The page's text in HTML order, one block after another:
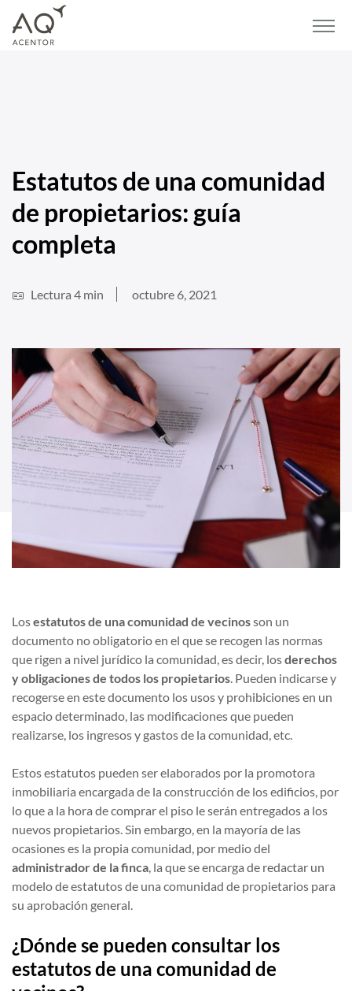
Estatutos de una comunidad
de propietarios: guía
completa
Lectura 4 min octubre 6, 2021
Losestatutos de una comunidad de vecinosson un
documento no obligatorio en el que se recogen las normas
que rigen a nivel jurídico la comunidad, es decir, losderechos
y obligaciones de todos los propietarios . Pueden indicarse y
recogerse en este documento los usos y prohibiciones en un
espacio determinado, las modificaciones que pueden
realizarse, los ingresos y gastos de la comunidad, etc.
Estos estatutos pueden ser elaborados por la promotora
inmobiliaria encargada de la construcción de los edificios, por
lo que a la hora de comprar el piso le serán entregados a los
nuevos propietarios. Sin embargo, en la mayoría de las
ocasiones es la propia comunidad, por medio del
administrador de la finca , la que se encarga de redactar un
modelo de estatutos de una comunidad de propietarios para
su aprobación general.
¿Dónde se pueden consultar los
estatutos de una comunidad de